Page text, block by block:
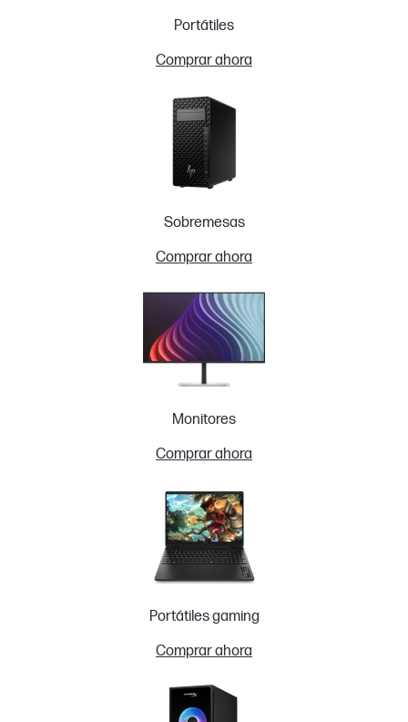
Portátiles
Comprar ahora
Sobremesas
Comprar ahora
Monitores
Comprar ahora
Portátiles gaming
Comprar ahora